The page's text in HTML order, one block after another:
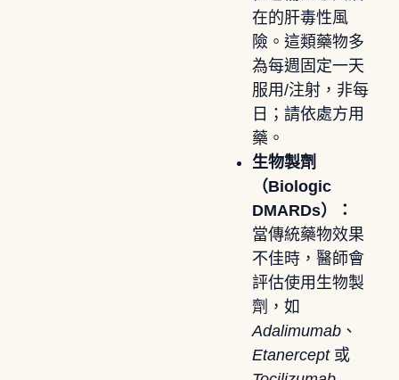
在的肝毒性風
險。這類藥物多
為每週固定一天
服用/注射，非每
日；請依處方用
藥。
生物製劑
（Biologic
DMARDs）：
當傳統藥物效果
不佳時，醫師會
評估使用生物製
劑，如
Adalimumab、
Etanercept或